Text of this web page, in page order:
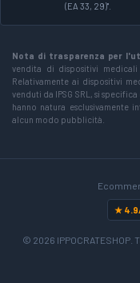
(EA 33, 29)".
Nota di trasparenza per
vendita di dispositivi medicali
Relativamente ai dispositivi
venduti da IPSG SRL, si
hanno natura esclusivamente
alcun modo pubblicità.
★
© 2026